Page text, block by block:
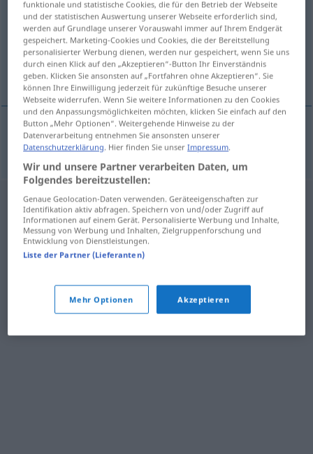
Übersicht aller Übersetzungen
(Für mehr Details die Übersetzung anklicken/antippen)
Cranberry
Cranberryf oxicoco BOT
funktionale und statistische Cookies, die für den Betrieb der Webseite
und der statistischen Auswertung unserer Webseite erforderlich sind,
werden auf Grundlage unserer Vorauswahl immer auf Ihrem Endgerät
gespeichert. Marketing-Cookies und Cookies, die der Bereitstellung
personalisierter Werbung dienen, werden nur gespeichert, wenn Sie uns
durch einen Klick auf den „Akzeptieren“-Button Ihr Einverständnis
geben. Klicken Sie ansonsten auf „Fortfahren ohne Akzeptieren“. Sie
können Ihre Einwilligung jederzeit für zukünftige Besuche unserer
Webseite widerrufen. Wenn Sie weitere Informationen zu den Cookies
und den Anpassungsmöglichkeiten möchten, klicken Sie einfach auf den
Button „Mehr Optionen“. Weitergehende Hinweise zu der
Datenverarbeitung entnehmen Sie ansonsten unserer
Datenschutzerklärung. Hier finden Sie unserImpressum.
Wir und unsere Partner verarbeiten Daten, um
Folgendes bereitzustellen:
Genaue Geolocation-Daten verwenden. Geräteeigenschaften zur
Identifikation aktiv abfragen. Speichern von und/oder Zugriff auf
Informationen auf einem Gerät. Personalisierte Werbung und Inhalte,
Messung von Werbung und Inhalten, Zielgruppenforschung und
Entwicklung von Dienstleistungen.
Liste der Partner (Lieferanten)
Mehr Optionen Akzeptieren